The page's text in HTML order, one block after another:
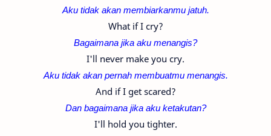
Aku tidak akan membiarkanmu jatuh.
What if I cry?
Bagaimana jika aku menangis?
I'll never make you cry.
Aku tidak akan pernah membuatmu menangis.
And if I get scared?
Dan bagaimana jika aku ketakutan?
I'll hold you tighter.